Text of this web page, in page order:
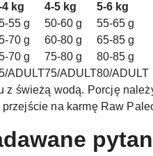
4 kg 4-5 kg
5-6 kg
55 g 50-60 g
55-65 g
70 g 60-80 g
65-85 g
70 g 75-80 g
80-85 g
ADULT75/ADULT80/ADULT
z świeżą wodą. Porcję
na karmę Raw